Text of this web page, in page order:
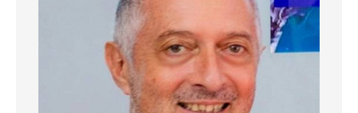
vitrées, créant une harmonie parfaite entre
l'intérieur et l'extérieur. Nous avons aussi 2
belle Terrasses.
Un parking résident et visiteur est à
disposition. Les résidents ont également